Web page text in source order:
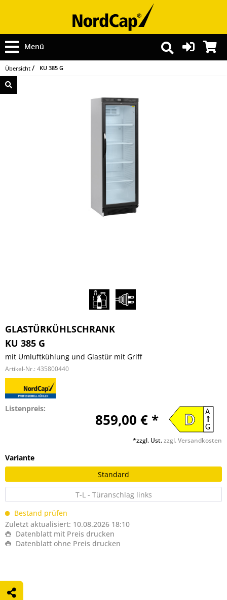
Menü
Übersicht KU 385 G
GLASTÜRKÜHLSCHRANK
KU 385 G
mit Umluftkühlung und Glastür mit Griff
Artikel-Nr.: 435800440
Listenpreis:
859,00 € * A
G
D
*zzgl. Ust.zzgl. Versandkosten
Variante
Standard
T-L - Türanschlag links
Bestand prüfen
Zuletzt aktualisiert: 10.08.2026 18:10
Datenblatt mit Preis drucken
Datenblatt ohne Preis drucken